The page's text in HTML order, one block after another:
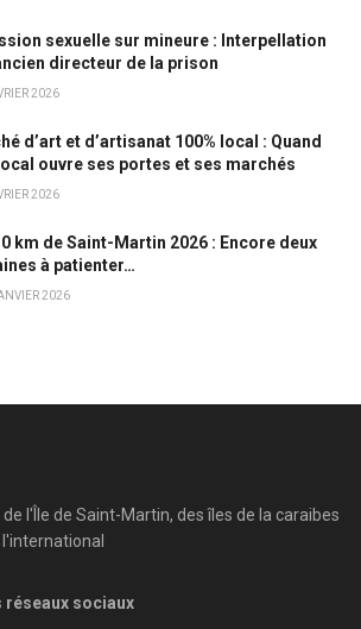
sexuelle sur mineure : Interpellation
directeur de la prison
2026
d’art et d’artisanat 100% local : Quand
ouvre ses portes et ses marchés
2026
km de Saint-Martin 2026 : Encore deux
à patienter…
2026
l'Île de Saint-Martin, des îles de la caraibes
réseaux sociaux